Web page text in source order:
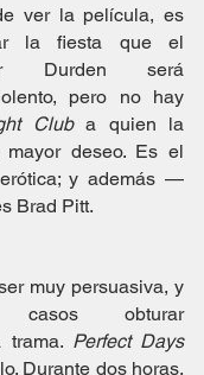
ver la película, es
la fiesta que el
Durden será
pero no hay
Club a quien la
deseo. Es el
y además —
Brad Pitt.
muy persuasiva, y
obturar
trama. Perfect Days
Durante dos horas,